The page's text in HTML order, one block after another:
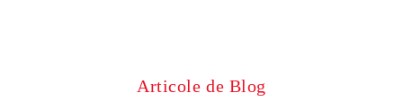
Articole de Blog